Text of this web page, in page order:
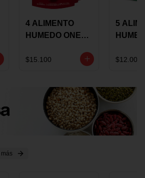
4 ALIMENTO
HUMEDO ONE
85 GRS
$15.100
5
$12.000